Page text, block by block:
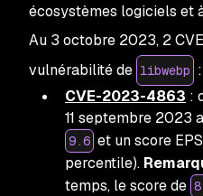
écosystèmes logiciels et
Au 3 octobre 2023, 2
vulnérabilité de libwebp :
CVE-2023-4863 :
11 septembre 2023
9.6 et un score
percentile).
temps, le score de